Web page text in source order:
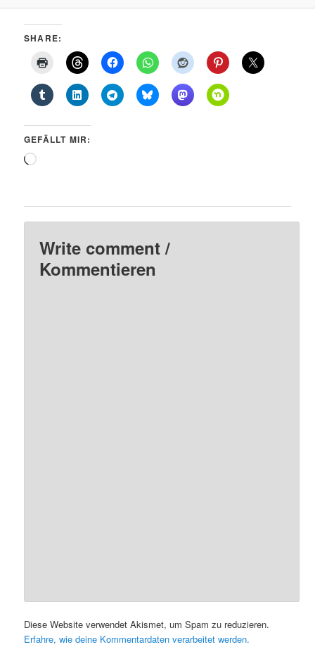
SHARE:
GEFÄLLT MIR:
Wird
Write comment /
Kommentieren
Diese Website verwendet Akismet, um Spam zu reduzieren.
Erfahre, wie deine Kommentardaten verarbeitet werden.